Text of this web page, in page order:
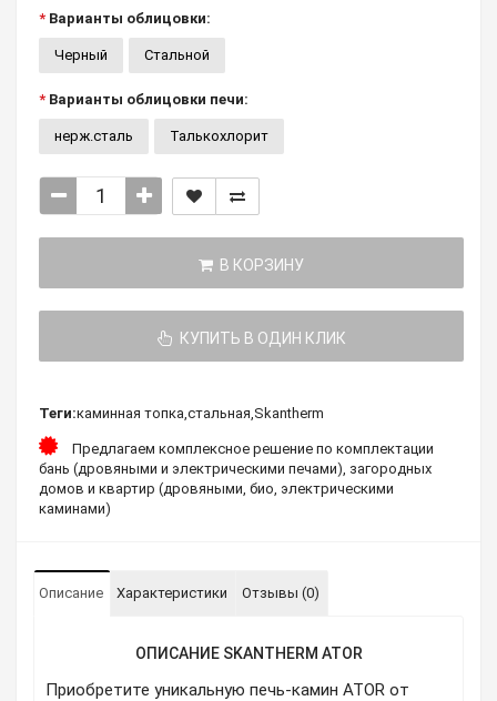
Варианты облицовки:
Черный Стальной
Варианты облицовки печи:
нерж.сталь Талькохлорит
В КОРЗИНУ
КУПИТЬ В ОДИН КЛИК
Теги:каминная топка,стальная,Skantherm
Предлагаем комплексное решение по комплектации
бань (дровяными и электрическими печами), загородных
домов и квартир (дровяными, био, электрическими
каминами)
Описание Характеристики Отзывы (0)
ОПИСАНИЕ SKANTHERM ATOR
Приобретите уникальную печь-камин ATOR от